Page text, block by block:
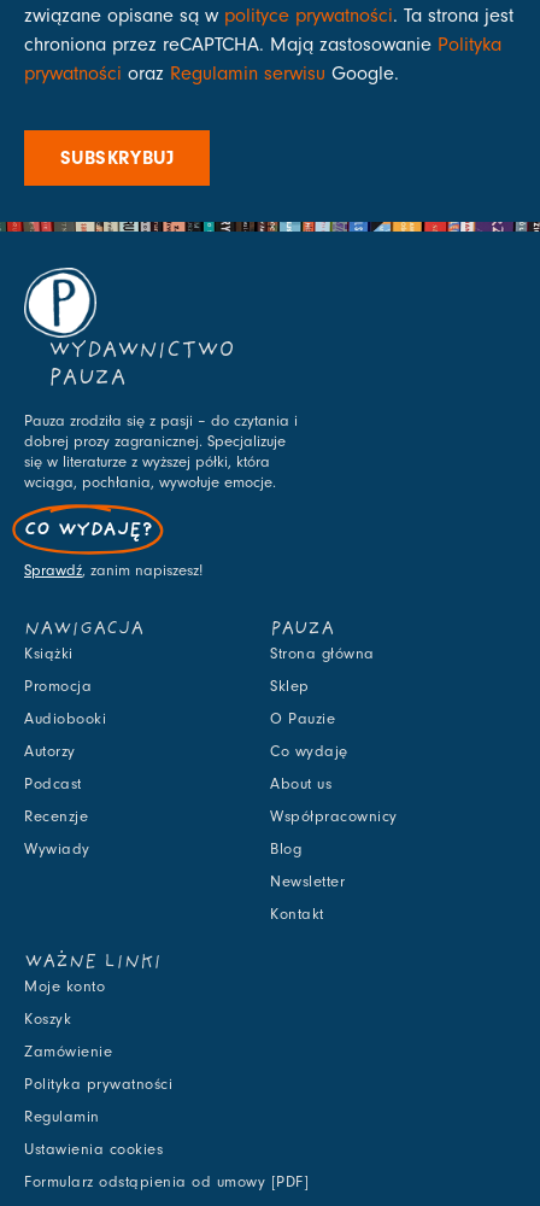
związane opisane są w polityce prywatności. Ta strona jest
chroniona przez reCAPTCHA. Mają zastosowanie Polityka
prywatności oraz Regulamin serwisu Google.
SUBSKRYBUJ
WYDAWNICTWO
PAUZA
Pauza zrodziła się z pasji – do czytania i
dobrej prozy zagranicznej. Specjalizuje
się w literaturze z wyższej półki, która
wciąga, pochłania, wywołuje emocje.
CO WYDAJĘ?
Sprawdź, zanim napiszesz!
NAWIGACJA
Książki
Promocja
Audiobooki
Autorzy
Podcast
Recenzje
Wywiady
PAUZA
Strona główna
Sklep
O Pauzie
Co wydaję
About us
Współpracownicy
Blog
Newsletter
Kontakt
WAŻNE LINKI
Moje konto
Koszyk
Zamówienie
Polityka prywatności
Regulamin
Ustawienia cookies
Formularz odstąpienia od umowy [PDF]